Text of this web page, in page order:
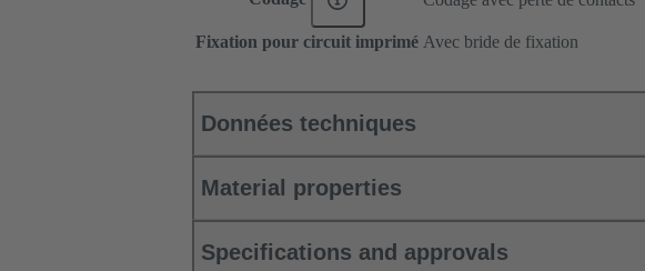
Fixation pour circuit imprimé Avec bride de fixation
Données techniques
Material properties
Specifications and approvals